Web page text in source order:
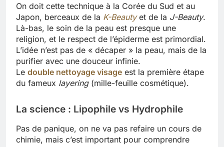
On doit cette technique à la Corée du Sud et au
Japon, berceaux de la K-Beautyet de la J-Beauty.
Là-bas, le soin de la peau est presque une
religion, et le respect de l’épiderme est primordial.
L’idée n’est pas de « décaper » la peau, mais de la
purifier avec une douceur infinie.
Le double nettoyage visage est la première étape
du fameux layering(mille-feuille cosmétique).
La science : Lipophile vs Hydrophile
Pas de panique, on ne va pas refaire un cours de
chimie, mais c’est important pour comprendre